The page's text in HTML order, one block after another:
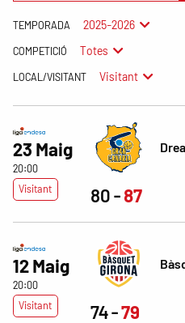
TEMPORADA 2025-2026
COMPETICIÓ Totes
LOCAL/VISITANT Visitant
23 Maig
20:00
Visitant
80 87
12 Maig
20:00
Visitant
74 79